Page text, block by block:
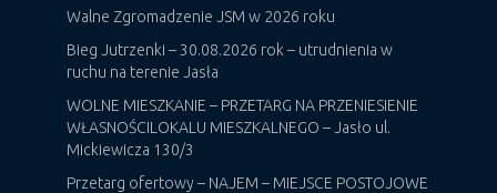
Walne Zgromadzenie JSM w 2026 roku
Bieg Jutrzenki – 30.08.2026 rok – utrudnienia w
ruchu na terenie Jasła
WOLNE MIESZKANIE – PRZETARG NA PRZENIESIENIE
WŁASNOŚCILOKALU MIESZKALNEGO – Jasło ul.
Mickiewicza 130/3
Przetarg ofertowy – NAJEM – MIEJSCE POSTOJOWE